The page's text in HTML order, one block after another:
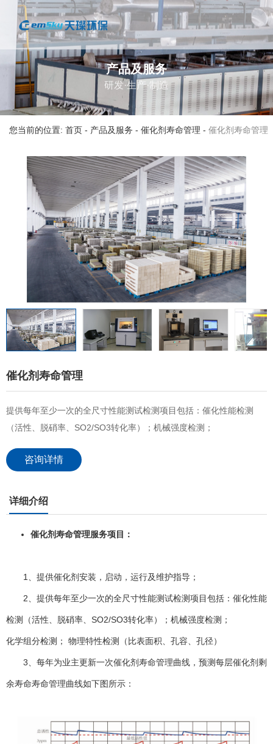
产品及服务
研发·生产·制造
您当前的位置: 首页 - 产品及服务 - 催化剂寿命管理 - 催化剂寿命管理
催化剂寿命管理
提供每年至少一次的全尺寸性能测试检测项目包括：催化性能检测
（活性、脱硝率、SO2/SO3转化率）；机械强度检测；
咨询详情
详细介绍
催化剂寿命管理服务项目：
1、提供催化剂安装，启动，运行及维护指导；
2、提供每年至少一次的全尺寸性能测试检测项目包括：催化性能
检测（活性、脱硝率、SO2/SO3转化率）；机械强度检测；
化学组分检测； 物理特性检测（比表面积、孔容、孔径）
3、每年为业主更新一次催化剂寿命管理曲线，预测每层催化剂剩
余寿命寿命管理曲线如下图所示：